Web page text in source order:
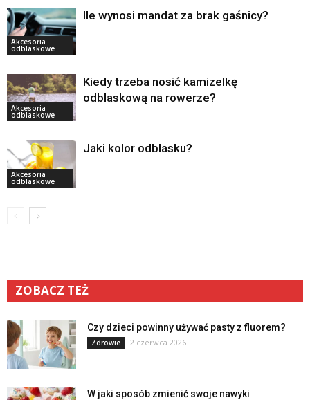
Akcesoria
odblaskowe
Ile wynosi mandat za brak gaśnicy?
Akcesoria
odblaskowe
Kiedy trzeba nosić kamizelkę
odblaskową na rowerze?
Akcesoria
odblaskowe
Jaki kolor odblasku?
ZOBACZ TEŻ
Czy dzieci powinny używać pasty z fluorem?
Zdrowie 2 czerwca 2026
W jaki sposób zmienić swoje nawyki